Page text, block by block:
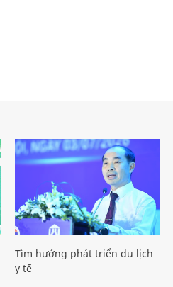
Tìm hướng phát triển du lịch
y tế